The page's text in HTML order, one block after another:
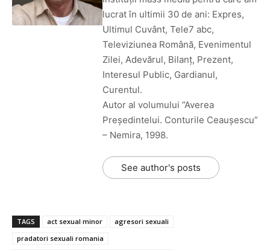
lucrat în ultimii 30 de ani: Expres,
Ultimul Cuvânt, Tele7 abc,
Televiziunea Română, Evenimentul
Zilei, Adevărul, Bilanț, Prezent,
Interesul Public, Gardianul,
Curentul.
Autor al volumului ”Averea
Președintelui. Conturile Ceaușescu”
– Nemira, 1998.
See author's posts
TAGS act sexual minor
agresori sexuali
pradatori sexuali romania